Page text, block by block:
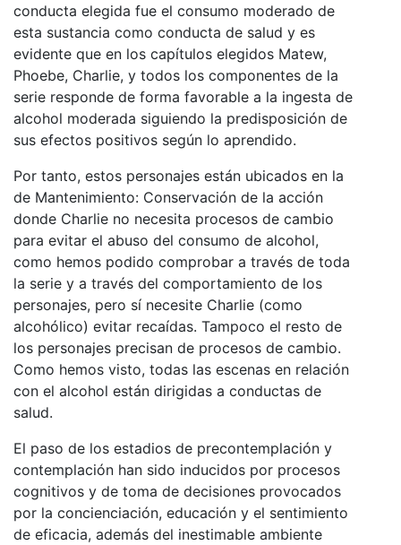
conducta elegida fue el consumo moderado de
esta sustancia como conducta de salud y es
evidente que en los capítulos elegidos Matew,
Phoebe, Charlie, y todos los componentes de la
serie responde de forma favorable a la ingesta de
alcohol moderada siguiendo la predisposición de
sus efectos positivos según lo aprendido.
Por tanto, estos personajes están ubicados en la
de Mantenimiento: Conservación de la acción
donde Charlie no necesita procesos de cambio
para evitar el abuso del consumo de alcohol,
como hemos podido comprobar a través de toda
la serie y a través del comportamiento de los
personajes, pero sí necesite Charlie (como
alcohólico) evitar recaídas. Tampoco el resto de
los personajes precisan de procesos de cambio.
Como hemos visto, todas las escenas en relación
con el alcohol están dirigidas a conductas de
salud.
El paso de los estadios de precontemplación y
contemplación han sido inducidos por procesos
cognitivos y de toma de decisiones provocados
por la concienciación, educación y el sentimiento
de eficacia, además del inestimable ambiente